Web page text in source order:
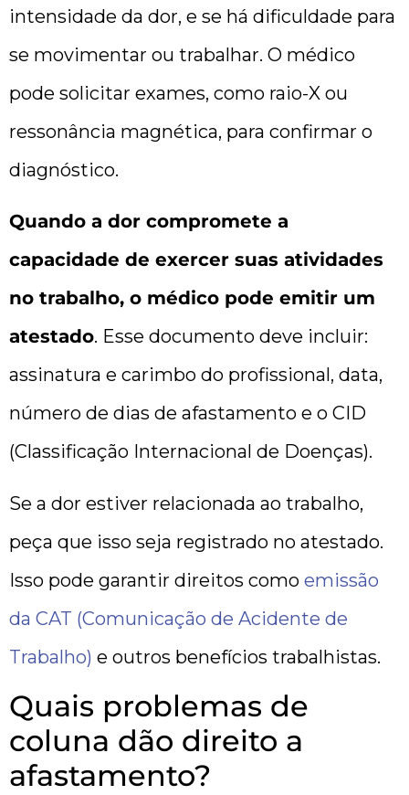
intensidade da dor, e se há dificuldade para
se movimentar ou trabalhar. O médico
pode solicitar exames, como raio-X ou
ressonância magnética, para confirmar o
diagnóstico.
Quando a dor compromete a
capacidade de exercer suas atividades
no trabalho, o médico pode emitir um
atestado. Esse documento deve incluir:
assinatura e carimbo do profissional, data,
número de dias de afastamento e o CID
(Classificação Internacional de Doenças).
Se a dor estiver relacionada ao trabalho,
peça que isso seja registrado no atestado.
Isso pode garantir direitos como emissão
da CAT (Comunicação de Acidente de
Trabalho) e outros benefícios trabalhistas.
Quais problemas de
coluna dão direito a
afastamento?